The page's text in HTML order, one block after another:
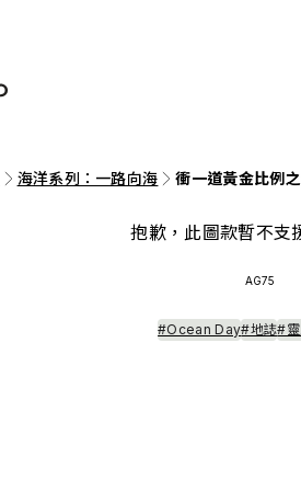
海洋系列：一路向海 衝一道黃金比例之
抱歉，此圖款暫不支
AG75
#Ocean Day#地誌#